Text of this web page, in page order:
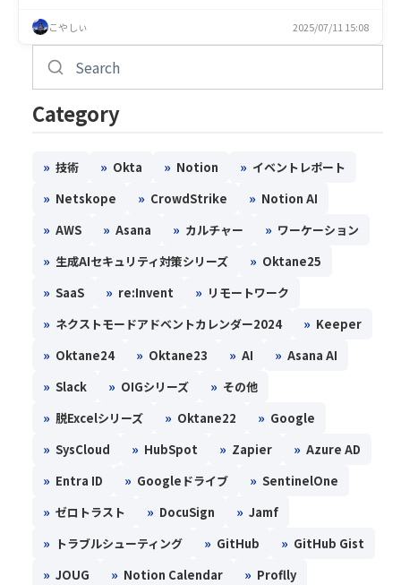
こやしぃ 2025/07/11 15:08
Category
» 技術 » Okta » Notion » イベントレポート
» Netskope » CrowdStrike » Notion AI
» AWS » Asana » カルチャー » ワーケーション
» 生成AIセキュリティ対策シリーズ » Oktane25
» SaaS » re:Invent » リモートワーク
» ネクストモードアドベントカレンダー2024 » Keeper
» Oktane24 » Oktane23 » AI » Asana AI
» Slack » OIGシリーズ » その他
» 脱Excelシリーズ » Oktane22 » Google
» SysCloud » HubSpot » Zapier » Azure AD
» Entra ID » Googleドライブ » SentinelOne
» ゼロトラスト » DocuSign » Jamf
» トラブルシューティング » GitHub » GitHub Gist
» JOUG » Notion Calendar » Proflly